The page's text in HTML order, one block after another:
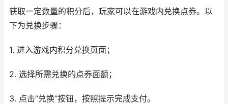
获取一定数量的积分后，玩家可以在游戏内兑换点券。以
下为兑换步骤：
1. 进入游戏内积分兑换页面；
2. 选择所需兑换的点券面额；
3. 点击“兑换”按钮，按照提示完成支付。